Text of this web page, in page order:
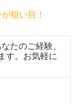
狙い目！
たのご経験、
す。お気軽に